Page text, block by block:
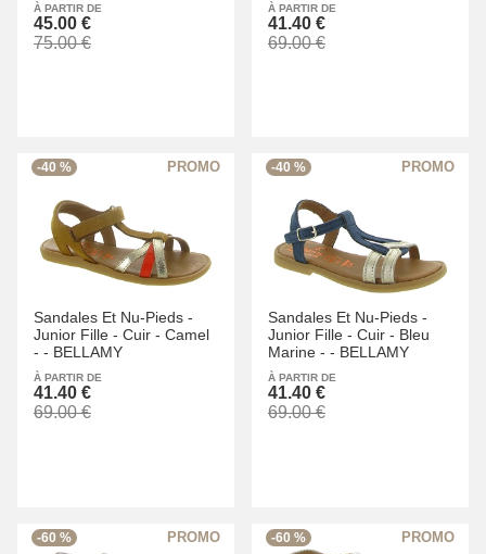
À PARTIR DE
45.00 €
75.00 €
À PARTIR DE
41.40 €
69.00 €
-40 %
Sandales Et Nu-Pieds -
Junior Fille - Cuir - Camel
- - BELLAMY
À PARTIR DE
41.40 €
69.00 €
-40 %
Sandales Et Nu-Pieds -
Junior Fille - Cuir - Bleu
Marine - - BELLAMY
À PARTIR DE
41.40 €
69.00 €
-60 % -60 %